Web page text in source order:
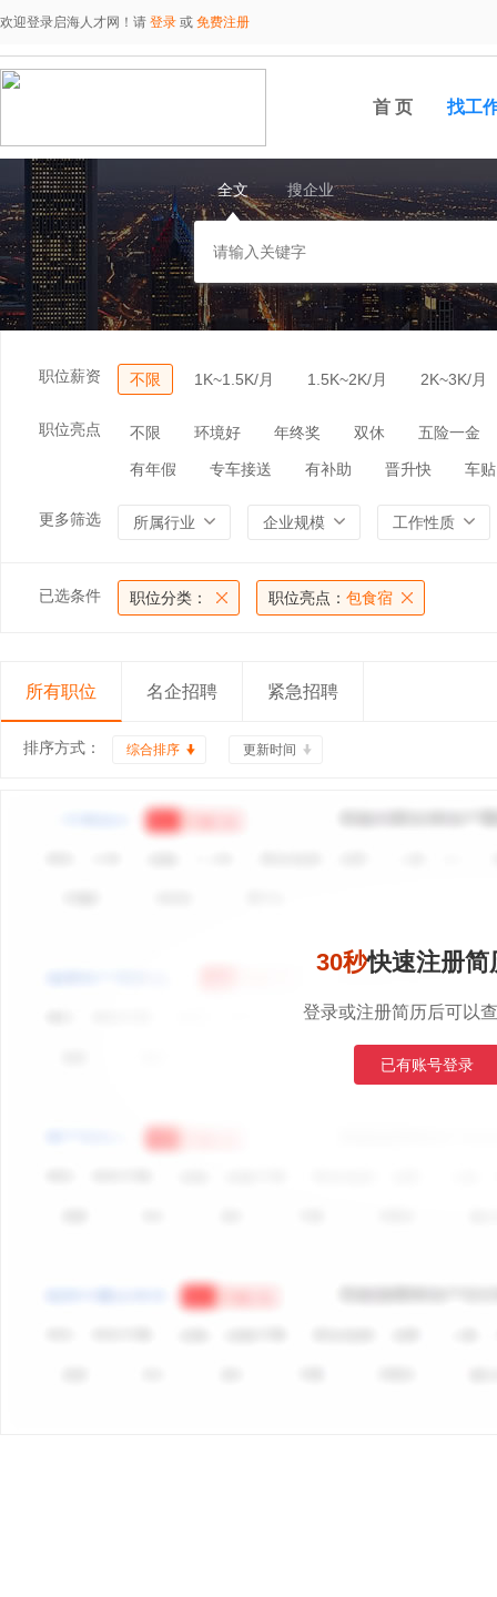
欢迎登录启海人才网！请 登录 或 免费注册
首 页 找工
全文 搜企业
职位薪资 不限 1K~1.5K/月 1.5K~2K/月 2K~3K/月
职位亮点 不限 环境好 年终奖 双休 五险一金
有年假 专车接送 有补助 晋升快 车贴
更多筛选 所属行业 企业规模 工作性质
已选条件 职位分类： 职位亮点： 包食宿
所有职位 名企招聘 紧急招聘
排序方式： 综合排序 更新时间
30秒快速注册简
登录或注册简历后可以
已有账号登录